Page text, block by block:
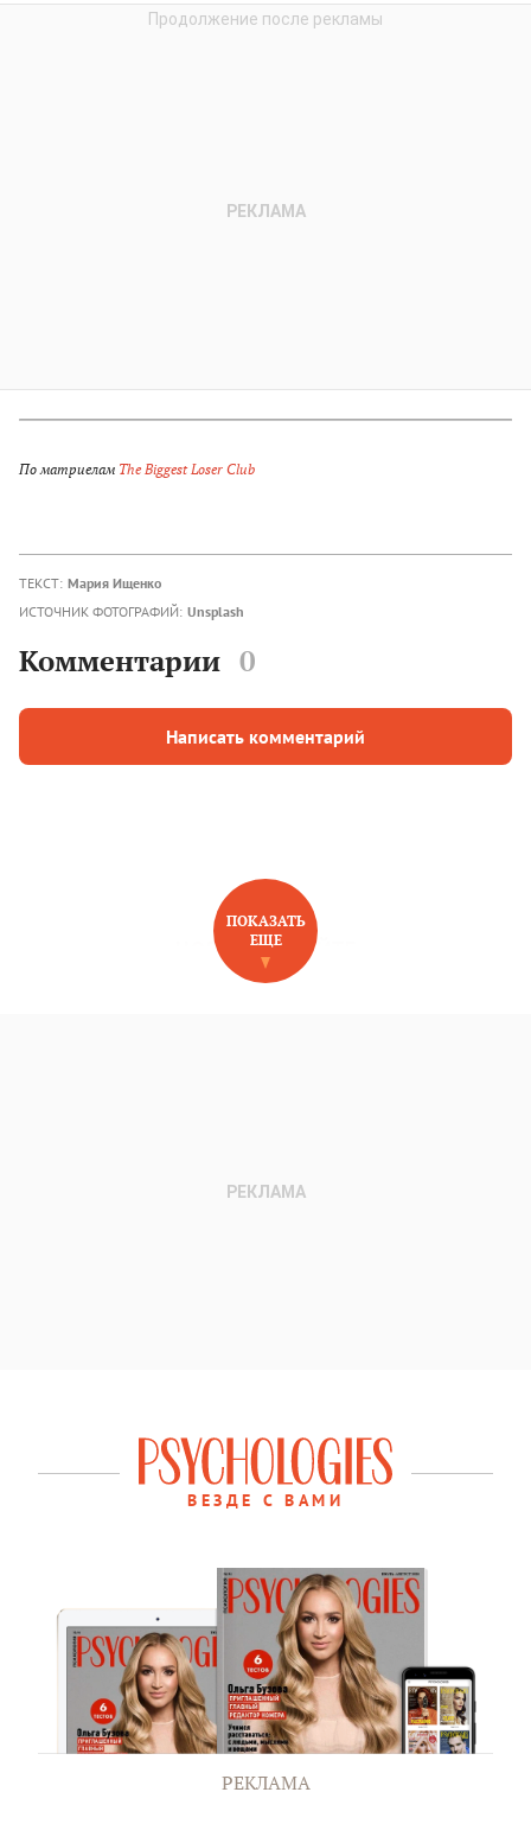
По матриелам The Biggest Loser Club
ТЕКСТ: Мария Ищенко
ИСТОЧНИК ФОТОГРАФИЙ: Unsplash
Комментарии 0
Написать комментарий
НОВОЕ НА САЙТЕ
ПОКАЗАТЬ
ЕЩЕ
ВЕЗДЕ С ВАМИ
РЕКЛАМА